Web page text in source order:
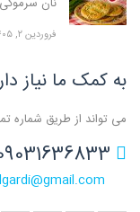
فروردین ۲, ۱۴۰۵
به کمک ما نیاز
می تواند از طریق شماره